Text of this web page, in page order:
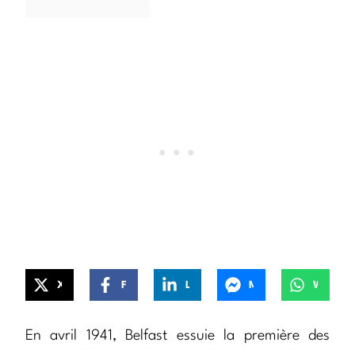
En avril 1941, Belfast essuie la première des